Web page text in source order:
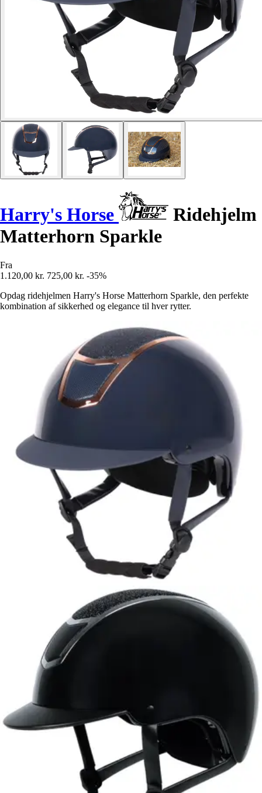
Harry's Horse
Ridehjelm
Matterhorn Sparkle
Fra
1.120,00 kr. 725,00 kr. -35%
Opdag ridehjelmen Harry's Horse Matterhorn Sparkle, den perfekte
kombination af sikkerhed og elegance til hver rytter.